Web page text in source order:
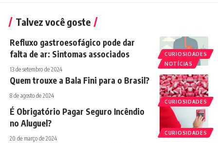
Talvez você goste
CURIOSIDADES
NOTÍCIAS
Refluxo gastroesofágico pode dar
falta de ar: Sintomas associados
13 de setembro de 2024
CURIOSIDADES
Quem trouxe a Bala Fini para o Brasil?
8 de agosto de 2024
CURIOSIDADES
É Obrigatório Pagar Seguro Incêndio
no Aluguel?
20 de março de 2024